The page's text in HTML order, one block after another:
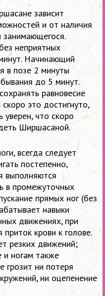
зависит
и от наличия
занимающегося.
неприятных
Начинающий
в позе 2 минуты
до 5 минут.
равновесие
это достигнуто,
что скоро
Ширшасаной.
всегда следует
постепенно,
выполняются
в промежуточных
прямых ног (без
навыки
движениях, при
крови к голове.
резких движений;
и ногам также
грозит ни потеря
ни оцепенение